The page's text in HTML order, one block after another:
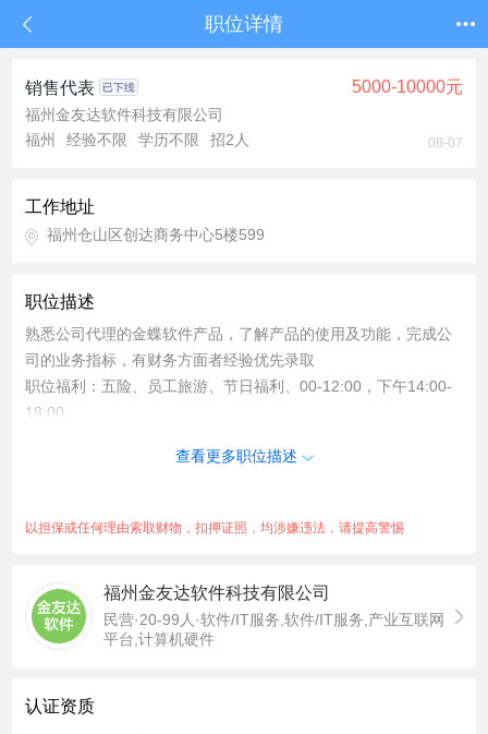
职位详情
销售代表 5000-10000元
福州金友达软件科技有限公司
福州
经验不限 学历不限 招2人 08-07
工作地址
福州仓山区创达商务中心5楼599
职位描述
熟悉公司代理的金蝶软件产品，了解产品的使用及功能，完成公
司的业务指标，有财务方面者经验优先录取
职位福利：五险、员工旅游、节日福利、00-12:00，下午14:00-
18:00
查看更多职位描述
以担保或任何理由索取财物，扣押证照，均涉嫌违法，请提高警惕
福州金友达软件科技有限公司
民营·20-99人·软件/IT服务,软件/IT服务,产业互联网
平台,计算机硬件
认证资质